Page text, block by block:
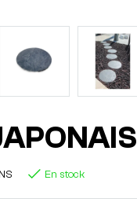
En stock